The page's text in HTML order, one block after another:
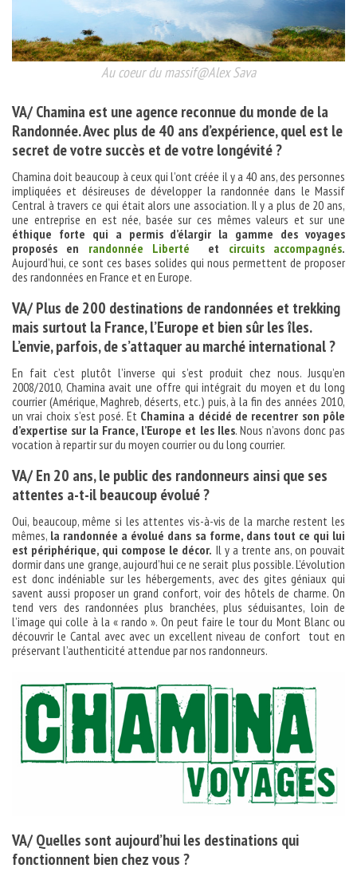
Au coeur du massif@Alex Sava
VA/ Chamina est une agence reconnue du monde de la
Randonnée. Avec plus de 40 ans d’expérience, quel est le
secret de votre succès et de votre longévité ?
Chamina doit beaucoup à ceux qui l’ont créée il y a 40 ans, des personnes
impliquées et désireuses de développer la randonnée dans le Massif
Central à travers ce qui était alors une association. Il y a plus de 20 ans,
une entreprise en est née, basée sur ces mêmes valeurs et sur une
éthique forte qui a permis d’élargir la gamme des voyages
proposés en randonnée Liberté et circuits accompagnés.
Aujourd’hui, ce sont ces bases solides qui nous permettent de proposer
des randonnées en France et en Europe.
VA/ Plus de 200 destinations de randonnées et trekking
mais surtout la France, l’Europe et bien sûr les îles.
L’envie, parfois, de s’attaquer au marché international ?
En fait c’est plutôt l’inverse qui s’est produit chez nous. Jusqu’en
2008/2010, Chamina avait une offre qui intégrait du moyen et du long
courrier (Amérique, Maghreb, déserts, etc.) puis, à la fin des années 2010,
un vrai choix s’est posé. Et Chamina a décidé de recentrer son pôle
d’expertise sur la France, l’Europe et les Iles. Nous n’avons donc pas
vocation à repartir sur du moyen courrier ou du long courrier.
VA/ En 20 ans, le public des randonneurs ainsi que ses
attentes a-t-il beaucoup évolué ?
Oui, beaucoup, même si les attentes vis-à-vis de la marche restent les
mêmes, la randonnée a évolué dans sa forme, dans tout ce qui lui
est périphérique, qui compose le décor. Il y a trente ans, on pouvait
dormir dans une grange, aujourd’hui ce ne serait plus possible. L’évolution
est donc indéniable sur les hébergements, avec des gites géniaux qui
savent aussi proposer un grand confort, voir des hôtels de charme. On
tend vers des randonnées plus branchées, plus séduisantes, loin de
l’image qui colle à la « rando ». On peut faire le tour du Mont Blanc ou
découvrir le Cantal avec avec un excellent niveau de confort tout en
préservant l’authenticité attendue par nos randonneurs.
VA/ Quelles sont aujourd’hui les destinations qui
fonctionnent bien chez vous ?